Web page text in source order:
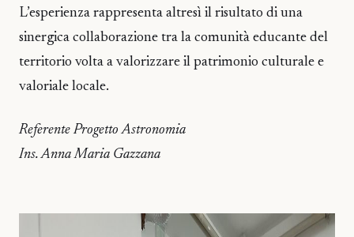
L’esperienza rappresenta altresì il risultato di una
sinergica collaborazione tra la comunità educante del
territorio volta a valorizzare il patrimonio culturale e
valoriale locale.
Referente Progetto Astronomia
Ins. Anna Maria Gazzana